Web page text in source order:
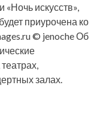
«Ночь искусств»,
приурочена ко
© jenoche Об
залах.